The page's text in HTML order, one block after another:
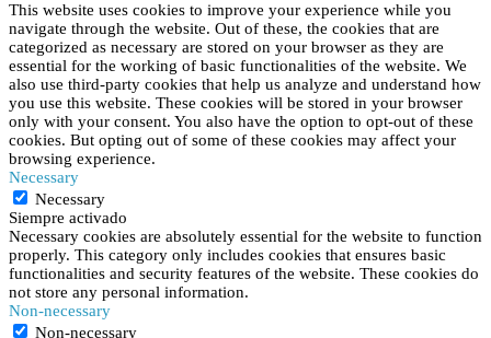
This website uses cookies to improve your experience while you
navigate through the website. Out of these, the cookies that are
categorized as necessary are stored on your browser as they are
essential for the working of basic functionalities of the website. We
also use third-party cookies that help us analyze and understand how
you use this website. These cookies will be stored in your browser
only with your consent. You also have the option to opt-out of these
cookies. But opting out of some of these cookies may affect your
browsing experience.
Necessary
Necessary
Siempre activado
Necessary cookies are absolutely essential for the website to function
properly. This category only includes cookies that ensures basic
functionalities and security features of the website. These cookies do
not store any personal information.
Non-necessary
Non-necessary